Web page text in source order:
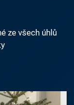
ze všech úhlů